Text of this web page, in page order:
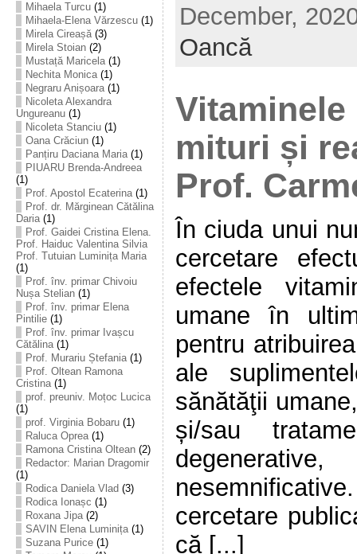
Mihaela Turcu(1)
Mihaela-Elena Vărzescu(1)
Mirela Cireașă(3)
Mirela Stoian(2)
Mustață Maricela(1)
Nechita Monica(1)
Negraru Anișoara(1)
Nicoleta Alexandra
Ungureanu(1)
Nicoleta Stanciu(1)
Oana Crăciun(1)
Panțiru Daciana Maria(1)
PIUARU Brenda-Andreea
(1)
Prof. Apostol Ecaterina(1)
Prof. dr. Mărginean Cătălina
Daria(1)
Prof. Gaidei Cristina Elena.
Prof. Haiduc Valentina Silvia
Prof. Tutuian Luminița Maria
(1)
Prof. înv. primar Chivoiu
Nușa Stelian(1)
Prof. înv. primar Elena
Pintilie(1)
Prof. înv. primar Ivașcu
Cătălina(1)
Prof. Murariu Ștefania(1)
Prof. Oltean Ramona
Cristina(1)
prof. preuniv. Moțoc Lucica
(1)
prof. Virginia Bobaru(1)
Raluca Oprea(1)
Ramona Cristina Oltean(2)
Redactor: Marian Dragomir
(1)
Rodica Daniela Vlad (3)
Rodica Ionașc (1)
Roxana Jipa(2)
SAVIN Elena Luminița(1)
Suzana Purice(1)
December,
Oancă
mituri și
Prof.
În ciuda unui
cercetare
efectele
umane în
pentru
ale
sănătăţii
și/sau
cercetare
că [...]